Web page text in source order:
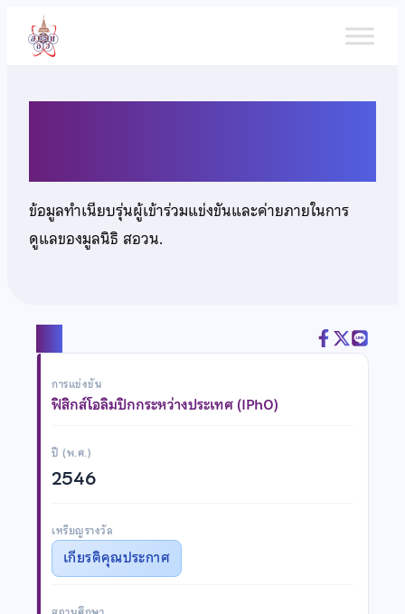
เนื้อหา
ข้อมูลทำเนียบรุ่นผู้เข้าร่วมแข่งขันและค่ายภายในการ
ดูแลของมูลนิธิ สอวน.
การแข่งขัน
ฟิสิกส์โอลิมปิกกระหว่างประเทศ (IPhO)
ปี (พ.ศ.)
2546
เหรียญรางวัล
เกียรติคุณประกาศ